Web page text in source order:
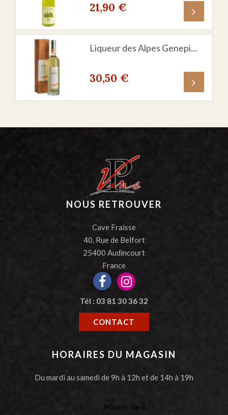
Prix
21,90 €
Liqueur des Alpes Genepi...
Prix
30,50 €
NOUS RETROUVER
Cave Fraisse
40, Rue de Belfort
25400 Audincourt
France
Tél : 03 81 30 36 32
CONTACT
HORAIRES DU MAGASIN
Du mardi au samedi de 9h à 12h et de 14h à 19h
Master card